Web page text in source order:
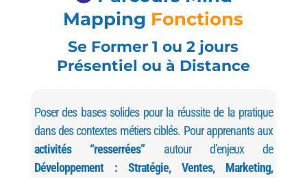
Mapping Fonctions
Se Former 1 ou 2 jours
Présentiel ou à Distance
Poser des bases solides pour la réussite de la pratique
dans des contextes métiers ciblés. Pour apprenants aux
activités “resserrées” autour d’enjeux de
Développement : Stratégie, Ventes, Marketing,